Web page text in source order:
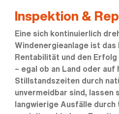
Inspektion &
Eine sich kontinuierlich
Windenergieanlage ist das
Rentabilität und den
– egal ob an Land oder auf
Stillstandszeiten durch
unvermeidbar sind, lassen
langwierige Ausfälle